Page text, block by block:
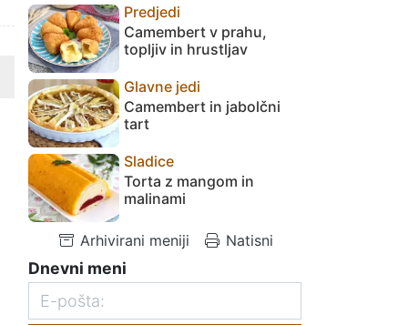
Predjedi
Camembert v prahu,
topljiv in hrustljav
Glavne jedi
Camembert in jabolčni
tart
Sladice
Torta z mangom in
malinami
Arhivirani meniji Natisni
Dnevni meni